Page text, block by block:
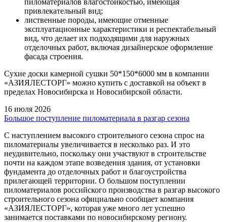
привлекательный вид;
лиственные породы, имеющие отменные
эксплуатационные характеристики и респектабельный
вид, что делает их подходящими для наружных
отделочных работ, включая дизайнерское оформление
фасада строения.
Сухие доски камерной сушки 50*150*6000 мм в компании
«АЗИЯЛЕСТОРГ» можно купить с доставкой на объект в
пределах Новосибирска и Новосибирской области.
16 июля 2026
Большое поступление пиломатериала в разгар сезона
С наступлением высокого строительного сезона спрос на
пиломатериалы увеличивается в несколько раз. И это
неудивительно, поскольку они участвуют в строительстве
почти на каждом этапе возведения здания, от установки
фундамента до отделочных работ и благоустройства
прилегающей территории. О большом поступлении
пиломатериалов российского производства в разгар высокого
строительного сезона официально сообщает компания
«АЗИЯЛЕСТОРГ», которая уже много лет успешно
занимается поставками по новосибирскому региону.